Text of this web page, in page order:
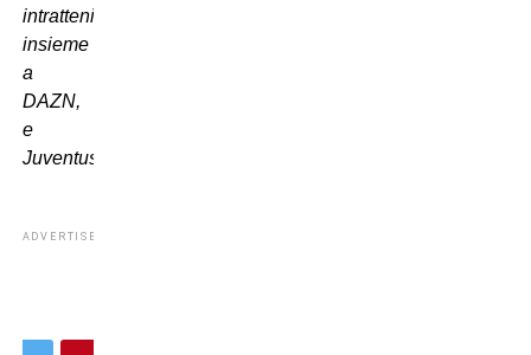
intrattenimento,
insieme
a
DAZN,
e
Juventus”
ADVERTISEMENT